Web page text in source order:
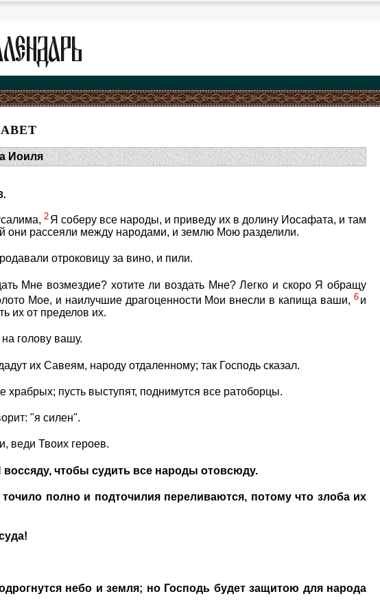
Иоиля
2 Я соберу все народы, и приведу их в долину Иосафата, и там
они рассеяли между народами, и землю Мою разделили.
отроковицу за вино, и пили.
Мне возмездие? хотите ли воздать Мне? Легко и скоро Я обращу
Мое, и наилучшие драгоценности Мои внесли в капища ваши,6 и
их от пределов их.
голову вашу.
их Савеям, народу отдаленному; так Господь сказал.
храбрых; пусть выступят, поднимутся все ратоборцы.
"я силен".
веди Твоих героев.
чтобы судить все народы отовсюду.
полно и подточилия переливаются, потому что злоба их
небо и земля; но Господь будет защитою для народа